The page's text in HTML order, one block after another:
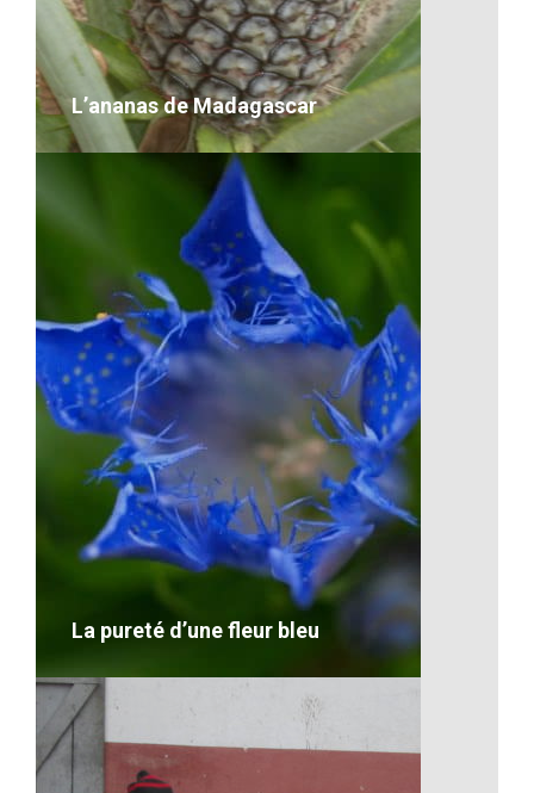
VOIR LE DÉTAIL
L’ananas de Madagascar
L’ananas de Madagascar
La pureté d’une fleur bleu